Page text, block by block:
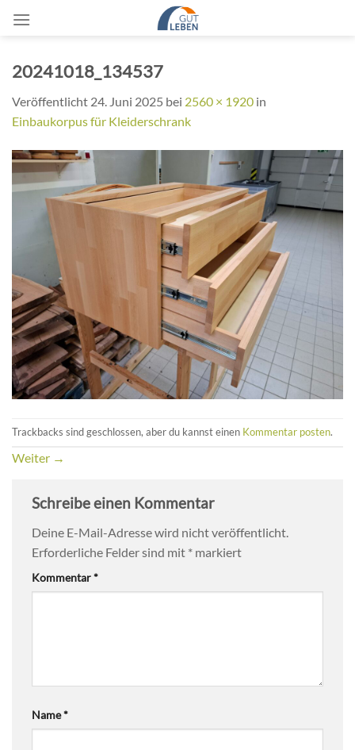
Inhalt
20241018_134537
Veröffentlicht 24. Juni 2025 bei 2560 × 1920 in
Einbaukorpus für Kleiderschrank
Trackbacks sind geschlossen, aber du kannst einen Kommentar posten.
Weiter →
Schreibe einen Kommentar
Deine E-Mail-Adresse wird nicht veröffentlicht.
Erforderliche Felder sind mit * markiert
Kommentar*
Name*